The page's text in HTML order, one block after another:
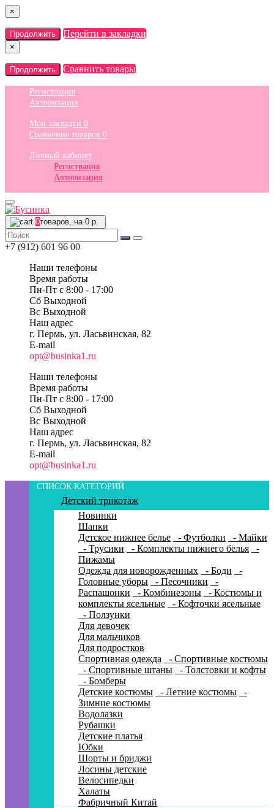
×
Продолжить Перейти в закладки
×
Продолжить Сравнить товары
Регистрация
Авторизация
Мои закладки 0
Сравнение товаров 0
Личный кабинет
Регистрация
Авторизация
0товаров, на 0 р.
+7 (912) 601 96 00
Наши телефоны
Время работы
Пн-Пт c 8:00 - 17:00
Сб Выходной
Вс Выходной
Наш адрес
г. Пермь, ул. Ласьвинская, 82
E-mail
opt@businka1.ru
Наши телефоны
Время работы
Пн-Пт c 8:00 - 17:00
Сб Выходной
Вс Выходной
Наш адрес
г. Пермь, ул. Ласьвинская, 82
E-mail
opt@businka1.ru
СПИСОК КАТЕГОРИЙ
Детский трикотаж
Новинки
Шапки
Детское нижнее белье
- Футболки
- Майки
- Трусики
- Комплекты нижнего белья
-
Пижамы
Одежда для новорожденных
- Боди
-
Головные уборы
- Песочники
-
Распашонки
- Комбинезоны
- Костюмы и
комплекты ясельные
- Кофточки ясельные
- Ползунки
Для девочек
Для мальчиков
Для подростков
Спортивная одежда
- Спортивные костюмы
- Спортивные штаны
- Толстовки и кофты
- Бомберы
Детские костюмы
- Летние костюмы
-
Зимние костюмы
Водолазки
Рубашки
Детские платья
Юбки
Шорты и бриджи
Лосины детские
Велосипедки
Халаты
Фабричный Китай